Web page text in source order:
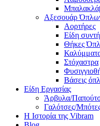
Αξεσουάρ
Αορτήρες
Είδη
Θήκες
Στόχαστρα
Βάσεις
Είδη Εργασίας
Άρβυλα/
Γαλότσες/
Η Ιστορία της Vibram